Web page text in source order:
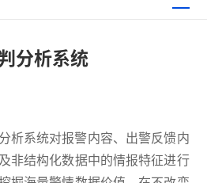
分析系统
析系统对报警内容、出警反馈内
非结构化数据中的情报特征进行